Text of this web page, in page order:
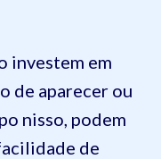
investem em
de aparecer ou
nisso, podem
de